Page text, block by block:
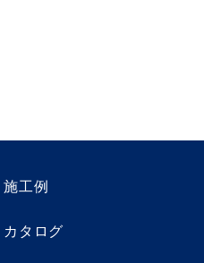
施工例
カタログ